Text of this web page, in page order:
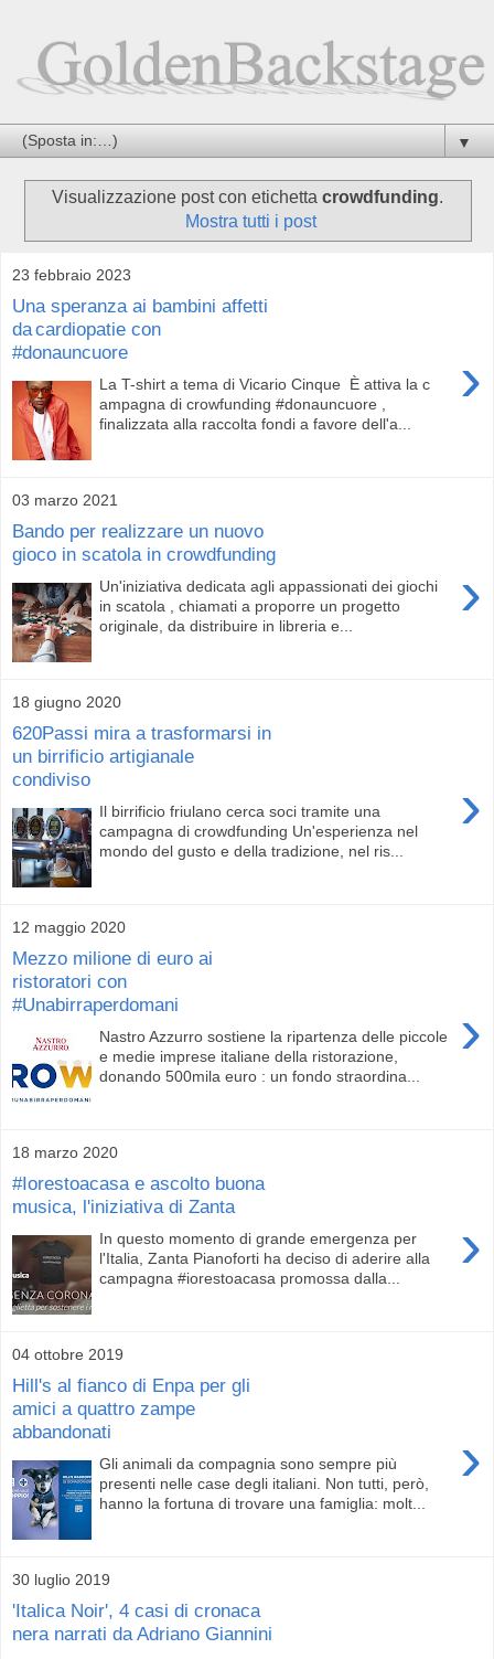
▼
Visualizzazione post con etichetta crowdfunding.
Mostra tutti i post
23 febbraio 2023
Una speranza ai bambini affetti
da cardiopatie con
#donauncuore
›
La T-shirt a tema di Vicario Cinque È attiva la c
ampagna di crowfunding #donauncuore ,
finalizzata alla raccolta fondi a favore dell'a...
03 marzo 2021
Bando per realizzare un nuovo
gioco in scatola in crowdfunding
›
Un'iniziativa dedicata agli appassionati dei giochi
in scatola , chiamati a proporre un progetto
originale, da distribuire in libreria e...
18 giugno 2020
620Passi mira a trasformarsi in
un birrificio artigianale
condiviso
›
Il birrificio friulano cerca soci tramite una
campagna di crowdfunding Un'esperienza nel
mondo del gusto e della tradizione, nel ris...
12 maggio 2020
Mezzo milione di euro ai
ristoratori con
#Unabirraperdomani
›
Nastro Azzurro sostiene la ripartenza delle piccole
e medie imprese italiane della ristorazione,
donando 500mila euro : un fondo straordina...
18 marzo 2020
#Iorestoacasa e ascolto buona
musica, l'iniziativa di Zanta
›
In questo momento di grande emergenza per
l'Italia, Zanta Pianoforti ha deciso di aderire alla
campagna #iorestoacasa promossa dalla...
04 ottobre 2019
Hill's al fianco di Enpa per gli
amici a quattro zampe
abbandonati
›
Gli animali da compagnia sono sempre più
presenti nelle case degli italiani. Non tutti, però,
hanno la fortuna di trovare una famiglia: molt...
30 luglio 2019
'Italica Noir', 4 casi di cronaca
nera narrati da Adriano Giannini